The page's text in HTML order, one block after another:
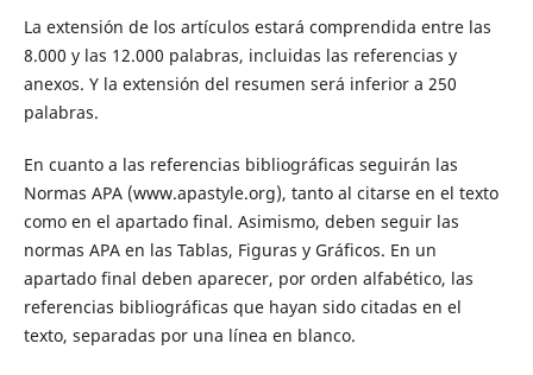
La extensión de los artículos estará comprendida entre las
8.000 y las 12.000 palabras, incluidas las referencias y
anexos. Y la extensión del resumen será inferior a 250
palabras.
En cuanto a las referencias bibliográficas seguirán las
Normas APA (www.apastyle.org), tanto al citarse en el texto
como en el apartado final. Asimismo, deben seguir las
normas APA en las Tablas, Figuras y Gráficos. En un
apartado final deben aparecer, por orden alfabético, las
referencias bibliográficas que hayan sido citadas en el
texto, separadas por una línea en blanco.